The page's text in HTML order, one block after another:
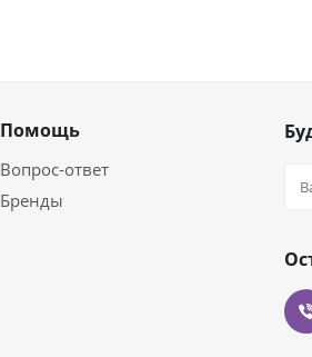
Помощь
Вопрос-ответ
Бренды